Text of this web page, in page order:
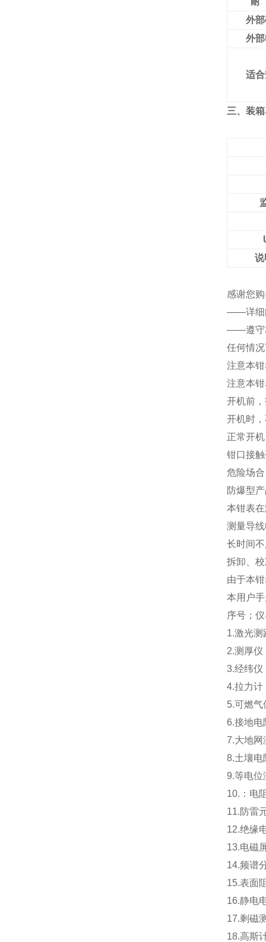
外
外
适
三、装
说
感谢您
——详细
——遵守
任何情
注意本
注意本
开机前
开机时
正常开
钳口接
危险场
防爆型
本钳表
测量导
长时间
拆卸、
由于本
本用户
序号；
1.激光测
2.测厚仪
3.经纬仪
4.拉力计
5.可燃气
6.接地电
7.大地网
8.土壤电
9.等电位
10.：电
11.防雷
12.绝缘
13.电磁
14.频谱
15.表面
16.静电
17.剩磁
18.高斯